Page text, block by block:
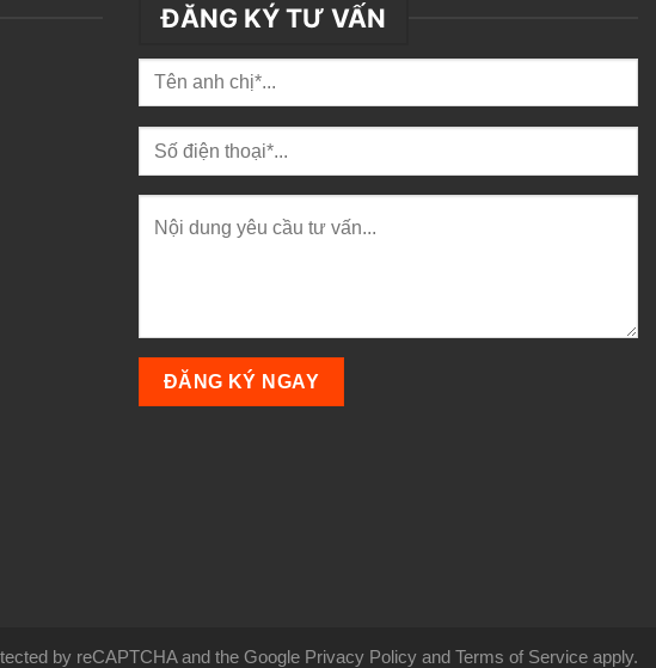
ĐĂNG KÝ TƯ VẤN
by reCAPTCHA and the Google Privacy Policy and Terms of Service apply.